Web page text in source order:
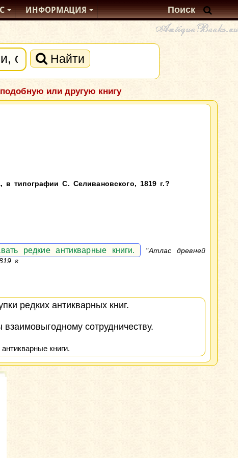
ИНФОРМАЦИЯ
Найти
или другую книгу
типографии С. Селивановского, 1819 г.?
редкие антикварные книги.
"Атлас древней
г.
редких антикварных книг.
сотрудничеству.
книги.